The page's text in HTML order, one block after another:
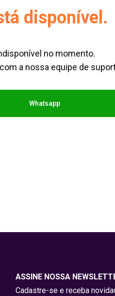
disponível.
no momento.
a nossa equipe de
Whatsapp
ASSINE NOSSA
Cadastre-se e receba